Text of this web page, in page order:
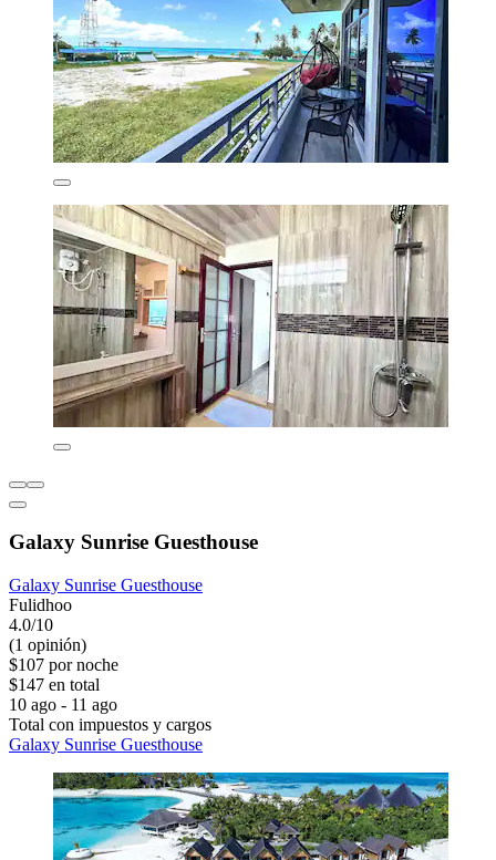
Galaxy Sunrise Guesthouse
Galaxy Sunrise Guesthouse
Fulidhoo
4.0/10
(1 opinión)
$107 por noche
$147 en total
10 ago - 11 ago
Total con impuestos y cargos
Galaxy Sunrise Guesthouse